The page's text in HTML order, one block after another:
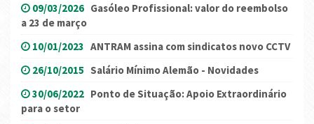
09/03/2026 Gasóleo Profissional: valor do reembolso
a 23 de março
10/01/2023 ANTRAM assina com sindicatos novo CCTV
26/10/2015 Salário Mínimo Alemão - Novidades
30/06/2022 Ponto de Situação: Apoio Extraordinário
para o setor